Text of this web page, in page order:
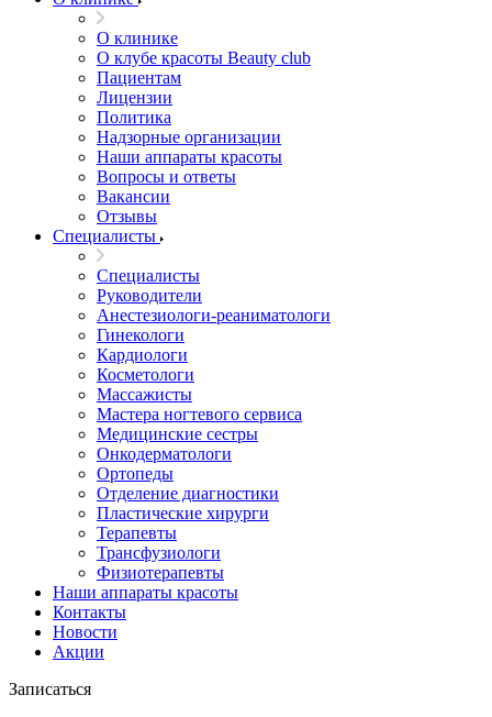
О клинике
О клубе красоты Beauty club
Пациентам
Лицензии
Политика
Надзорные организации
Наши аппараты красоты
Вопросы и ответы
Вакансии
Отзывы
Специалисты
Специалисты
Руководители
Анестезиологи-реаниматологи
Гинекологи
Кардиологи
Косметологи
Массажисты
Мастера ногтевого сервиса
Медицинские сестры
Онкодерматологи
Ортопеды
Отделение диагностики
Пластические хирурги
Терапевты
Трансфузиологи
Физиотерапевты
Наши аппараты красоты
Контакты
Новости
Акции
Записаться